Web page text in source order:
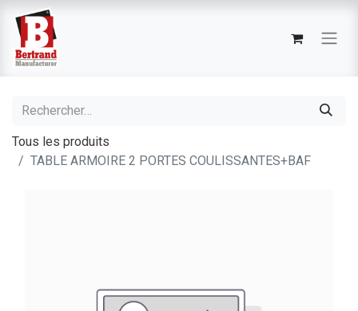
Tous les produits
TABLE ARMOIRE 2 PORTES COULISSANTES+BAF